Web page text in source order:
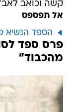
קשה וכואב
אל תפספס
הספד הנשיא
פרס ספד
מהכבוד"